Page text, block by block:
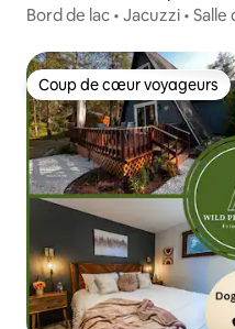
Bord de lac • Jacuzzi •
Coup de cœur voyageurs
Coup de cœur voyageurs